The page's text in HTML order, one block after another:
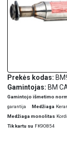
Prekės kodas:
Gamintojas: BM
Gamintojo išmetimo
garantija
Medžiaga
Medžiaga monolitas
Tik kartu su FK90854